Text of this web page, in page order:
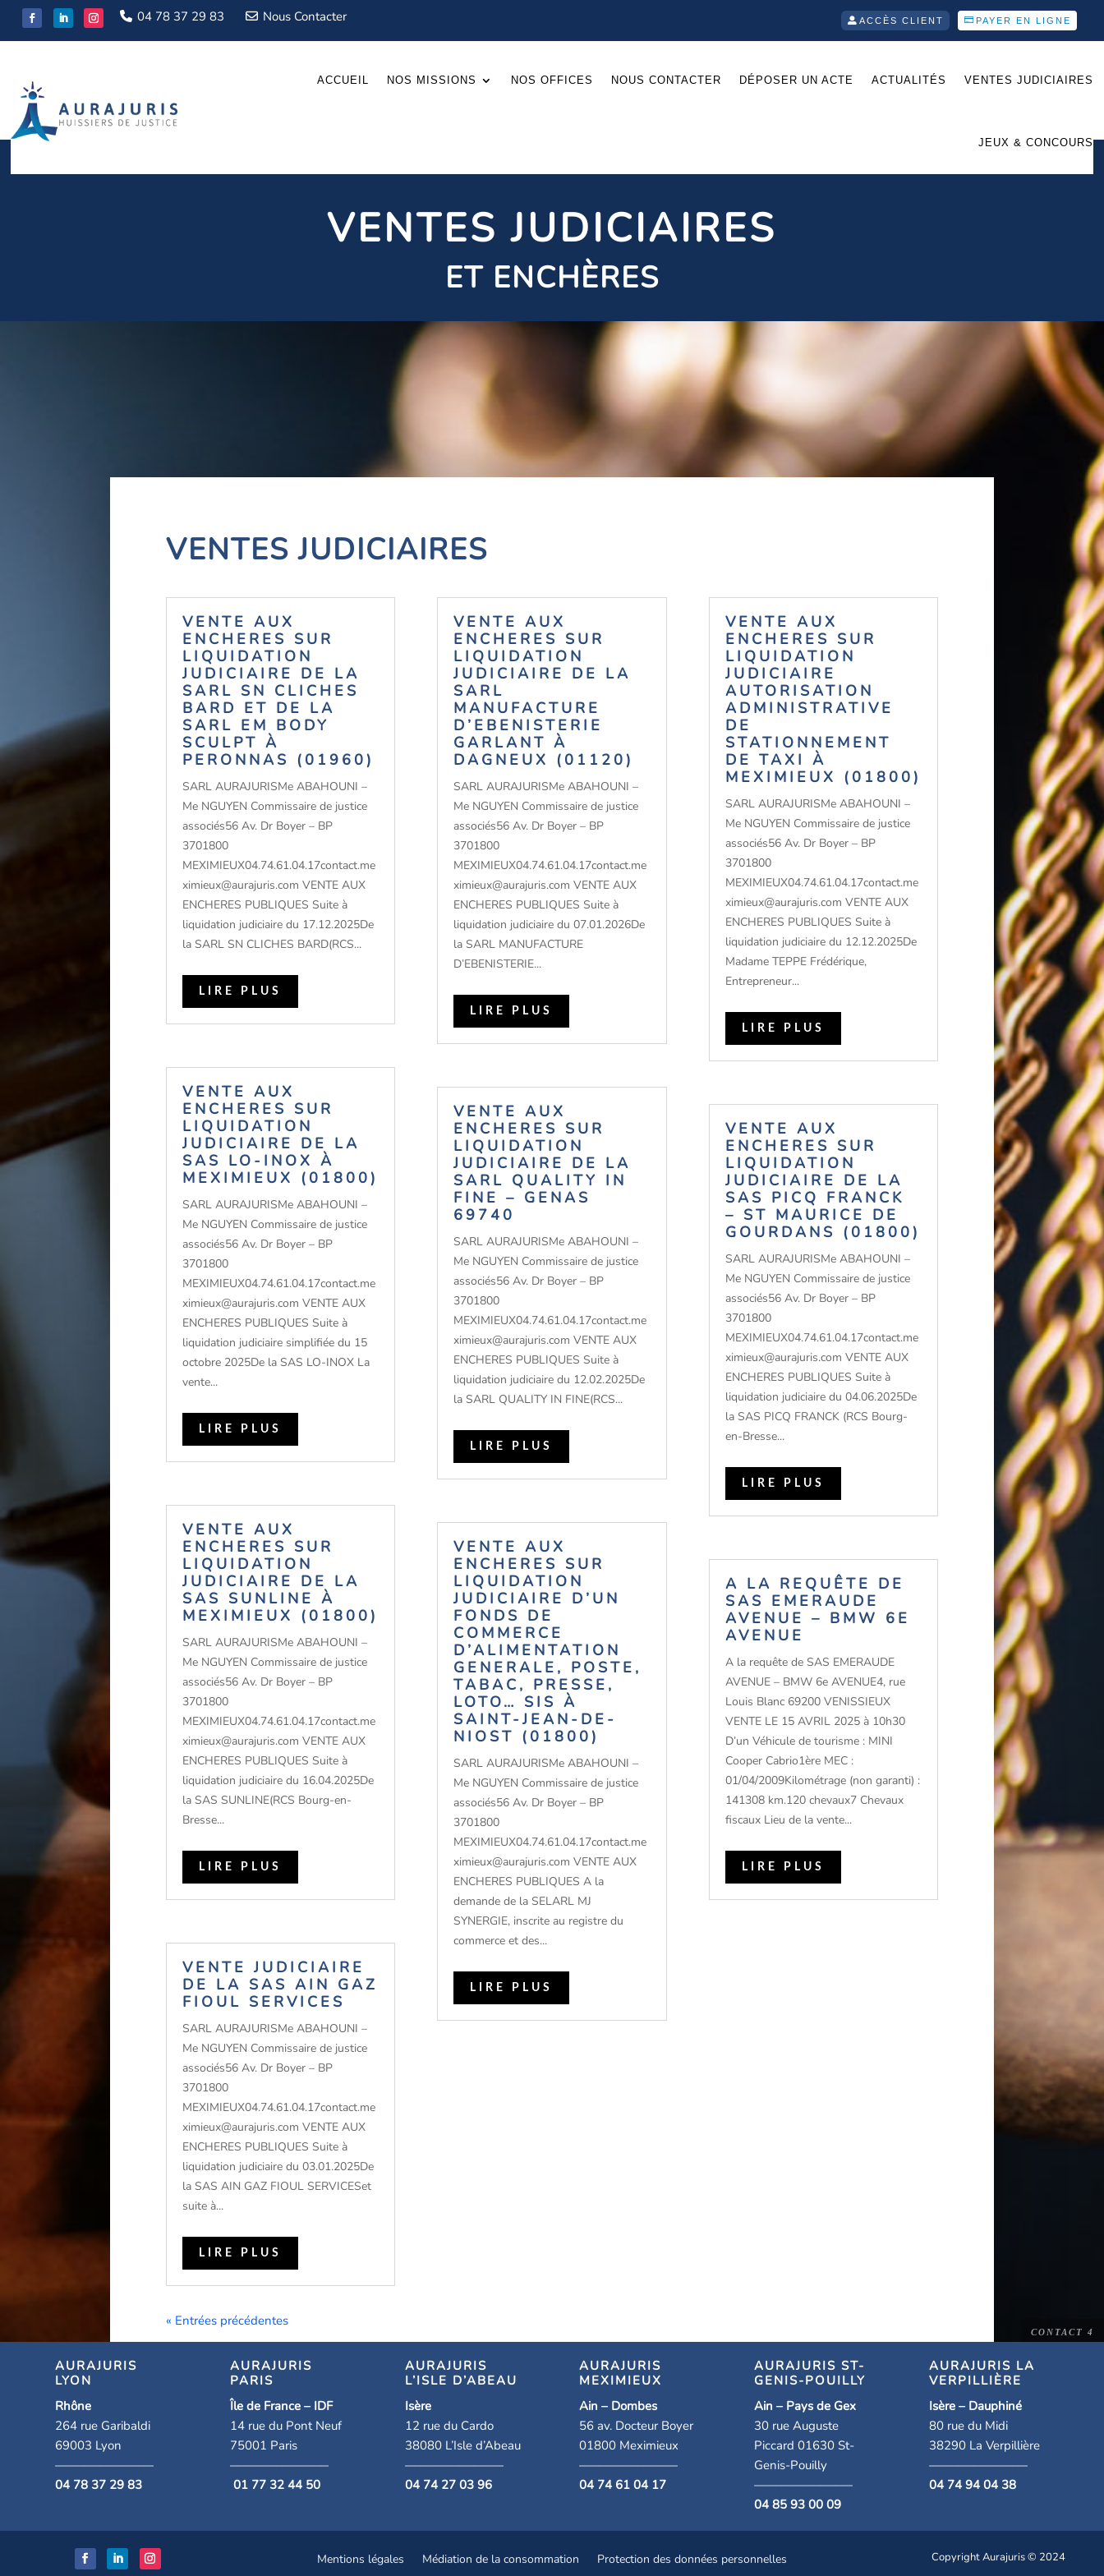
04 78 37 29 83 Nous Contacter PAYER EN LIGNE
ACCÈS CLIENT
ACCUEIL NOS MISSIONS NOS OFFICES NOUS CONTACTER DÉPOSER UN ACTE ACTUALITÉS VENTES JUDICIAIRES
JEUX & CONCOURS
VENTES JUDICIAIRES
ET ENCHÈRES
VENTES JUDICIAIRES
VENTE AUX
ENCHERES SUR
LIQUIDATION
JUDICIAIRE DE LA
SARL SN CLICHES
BARD ET DE LA
SARL EM BODY
SCULPT À
PERONNAS (01960)
SARL AURAJURISMe ABAHOUNI –
Me NGUYEN Commissaire de justice
associés56 Av. Dr Boyer – BP
3701800
MEXIMIEUX04.74.61.04.17contact.me
ximieux@aurajuris.com VENTE AUX
ENCHERES PUBLIQUES Suite à
liquidation judiciaire du 17.12.2025De
la SARL SN CLICHES BARD(RCS...
LIRE PLUS
VENTE AUX
ENCHERES SUR
LIQUIDATION
JUDICIAIRE DE LA
SAS LO-INOX À
MEXIMIEUX (01800)
SARL AURAJURISMe ABAHOUNI –
Me NGUYEN Commissaire de justice
associés56 Av. Dr Boyer – BP
3701800
MEXIMIEUX04.74.61.04.17contact.me
ximieux@aurajuris.com VENTE AUX
ENCHERES PUBLIQUES Suite à
liquidation judiciaire simplifiée du 15
octobre 2025De la SAS LO-INOX La
vente...
LIRE PLUS
VENTE AUX
ENCHERES SUR
LIQUIDATION
JUDICIAIRE DE LA
SAS SUNLINE À
MEXIMIEUX (01800)
SARL AURAJURISMe ABAHOUNI –
Me NGUYEN Commissaire de justice
associés56 Av. Dr Boyer – BP
3701800
MEXIMIEUX04.74.61.04.17contact.me
ximieux@aurajuris.com VENTE AUX
ENCHERES PUBLIQUES Suite à
liquidation judiciaire du 16.04.2025De
la SAS SUNLINE(RCS Bourg-en-
Bresse...
LIRE PLUS
VENTE JUDICIAIRE
DE LA SAS AIN GAZ
FIOUL SERVICES
SARL AURAJURISMe ABAHOUNI –
Me NGUYEN Commissaire de justice
associés56 Av. Dr Boyer – BP
3701800
MEXIMIEUX04.74.61.04.17contact.me
ximieux@aurajuris.com VENTE AUX
ENCHERES PUBLIQUES Suite à
liquidation judiciaire du 03.01.2025De
la SAS AIN GAZ FIOUL SERVICESet
suite à...
LIRE PLUS
VENTE AUX
ENCHERES SUR
LIQUIDATION
JUDICIAIRE DE LA
SARL
MANUFACTURE
D’EBENISTERIE
GARLANT À
DAGNEUX (01120)
SARL AURAJURISMe ABAHOUNI –
Me NGUYEN Commissaire de justice
associés56 Av. Dr Boyer – BP
3701800
MEXIMIEUX04.74.61.04.17contact.me
ximieux@aurajuris.com VENTE AUX
ENCHERES PUBLIQUES Suite à
liquidation judiciaire du 07.01.2026De
la SARL MANUFACTURE
D’EBENISTERIE...
LIRE PLUS
VENTE AUX
ENCHERES SUR
LIQUIDATION
JUDICIAIRE DE LA
SARL QUALITY IN
FINE – GENAS
69740
SARL AURAJURISMe ABAHOUNI –
Me NGUYEN Commissaire de justice
associés56 Av. Dr Boyer – BP
3701800
MEXIMIEUX04.74.61.04.17contact.me
ximieux@aurajuris.com VENTE AUX
ENCHERES PUBLIQUES Suite à
liquidation judiciaire du 12.02.2025De
la SARL QUALITY IN FINE(RCS...
LIRE PLUS
VENTE AUX
ENCHERES SUR
LIQUIDATION
JUDICIAIRE D’UN
FONDS DE
COMMERCE
D’ALIMENTATION
GENERALE, POSTE,
TABAC, PRESSE,
LOTO… SIS À
SAINT-JEAN-DE-
NIOST (01800)
SARL AURAJURISMe ABAHOUNI –
Me NGUYEN Commissaire de justice
associés56 Av. Dr Boyer – BP
3701800
MEXIMIEUX04.74.61.04.17contact.me
ximieux@aurajuris.com VENTE AUX
ENCHERES PUBLIQUES A la
demande de la SELARL MJ
SYNERGIE, inscrite au registre du
commerce et des...
LIRE PLUS
VENTE AUX
ENCHERES SUR
LIQUIDATION
JUDICIAIRE
AUTORISATION
ADMINISTRATIVE
DE
STATIONNEMENT
DE TAXI À
MEXIMIEUX (01800)
SARL AURAJURISMe ABAHOUNI –
Me NGUYEN Commissaire de justice
associés56 Av. Dr Boyer – BP
3701800
MEXIMIEUX04.74.61.04.17contact.me
ximieux@aurajuris.com VENTE AUX
ENCHERES PUBLIQUES Suite à
liquidation judiciaire du 12.12.2025De
Madame TEPPE Frédérique,
Entrepreneur...
LIRE PLUS
VENTE AUX
ENCHERES SUR
LIQUIDATION
JUDICIAIRE DE LA
SAS PICQ FRANCK
– ST MAURICE DE
GOURDANS (01800)
SARL AURAJURISMe ABAHOUNI –
Me NGUYEN Commissaire de justice
associés56 Av. Dr Boyer – BP
3701800
MEXIMIEUX04.74.61.04.17contact.me
ximieux@aurajuris.com VENTE AUX
ENCHERES PUBLIQUES Suite à
liquidation judiciaire du 04.06.2025De
la SAS PICQ FRANCK (RCS Bourg-
en-Bresse...
LIRE PLUS
A LA REQUÊTE DE
SAS EMERAUDE
AVENUE – BMW 6E
AVENUE
A la requête de SAS EMERAUDE
AVENUE – BMW 6e AVENUE4, rue
Louis Blanc 69200 VENISSIEUX
VENTE LE 15 AVRIL 2025 à 10h30
D’un Véhicule de tourisme : MINI
Cooper Cabrio1ère MEC :
01/04/2009Kilométrage (non garanti) :
141308 km.120 chevaux7 Chevaux
fiscaux Lieu de la vente...
LIRE PLUS
« Entrées précédentes
AURAJURIS
LYON
Rhône
264 rue Garibaldi
69003 Lyon
————————
04 78 37 29 83
AURAJURIS
PARIS
Île de France – IDF
14 rue du Pont Neuf
75001 Paris
————————
01 77 32 44 50
AURAJURIS
L’ISLE D’ABEAU
Isère
12 rue du Cardo
38080 L’Isle d’Abeau
————————
04 74 27 03 96
AURAJURIS
MEXIMIEUX
Ain – Dombes
56 av. Docteur Boyer
01800 Meximieux
————————
04 74 61 04 17
AURAJURIS ST-
GENIS-POUILLY
Ain – Pays de Gex
30 rue Auguste
Piccard 01630 St-
Genis-Pouilly
————————
04 85 93 00 09
AURAJURIS LA
VERPILLIÈRE
Isère – Dauphiné
80 rue du Midi
38290 La Verpillière
————————
04 74 94 04 38
Mentions légales Médiation de la consommation Protection des données personnelles Copyright Aurajuris © 2024